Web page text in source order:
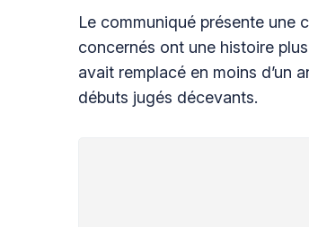
Le communiqué présente une
concernés ont une histoire
avait remplacé en moins d’un
débuts jugés décevants.